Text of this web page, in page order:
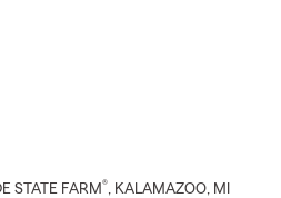
STATE FARM®, KALAMAZOO, MI